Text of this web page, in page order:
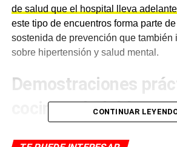
de salud que el hospital lleva
este tipo de encuentros forma parte
sostenida de prevención que también
sobre hipertensión y salud mental.
Demostraciones
cocina saludable
CONTINUAR